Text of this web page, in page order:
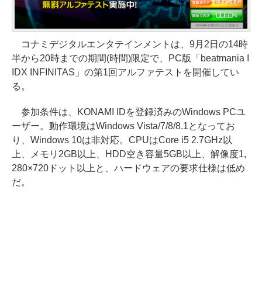
コナミデジタルエンタテインメントは、9月2日の14時
半から20時までの期間(時間)限定で、PC版「beatmania I
IDX INFINITAS」の第1回アルファテストを開催してい
る。
参加条件は、KONAMI IDを登録済みのWindows PCユ
ーザー。動作環境はWindows Vista/7/8/8.1となってお
り、Windows 10は非対応。CPUはCore i5 2.7GHz以
上、メモリ2GB以上、HDD空き容量5GB以上、解像度1,
280×720ドット以上と、ハードウェアの要求仕様は低め
だ。